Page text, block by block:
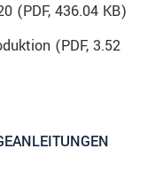
(PDF, 436.04 KB)
(PDF, 3.52